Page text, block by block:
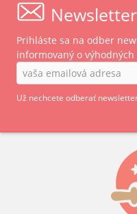
Newsletter
Prihláste sa na odber
informovaný o výhodných
Už nechcete odberať